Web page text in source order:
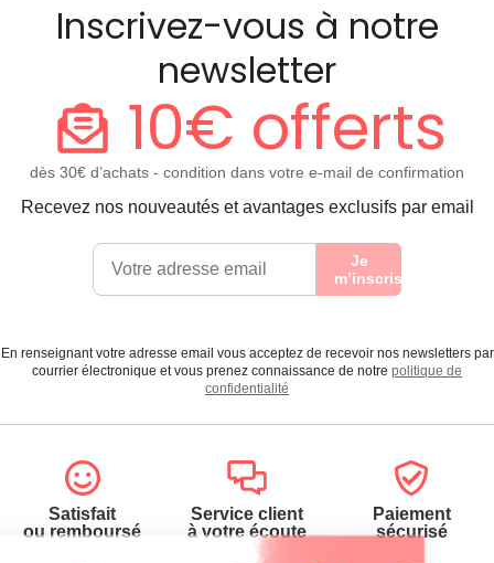
Inscrivez-vous à notre
newsletter
10€ offerts
dès 30€ d’achats - condition dans votre e-mail de confirmation
Recevez nos nouveautés et avantages exclusifs par email
Je
m’inscris
En renseignant votre adresse email vous acceptez de recevoir nos newsletters par
courrier électronique et vous prenez connaissance de notre politique de
confidentialité
Satisfait
ou remboursé
Service client
à votre écoute
Paiement
sécurisé